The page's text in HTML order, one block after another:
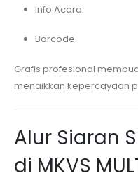
Info Acara.
Barcode.
Grafis profesional
menaikkan kepercayaan
Alur Siaran
di MKVS